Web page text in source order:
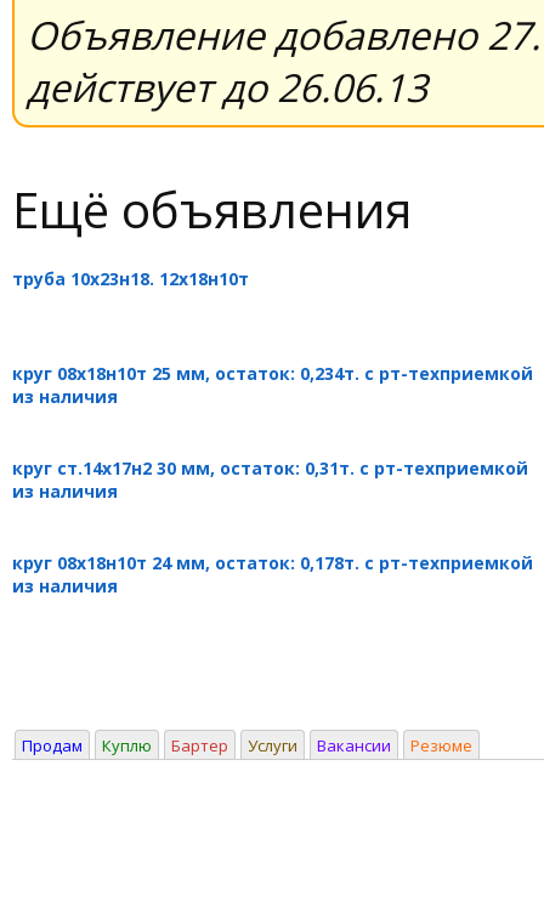
Объявление добавлено
действует до 26.06.13
Ещё объявления
труба 10х23н18. 12х18н10т
круг 08х18н10т 25 мм, остаток: 0,234т. с рт-техприемкой
из наличия
круг ст.14х17н2 30 мм, остаток: 0,31т. с рт-техприемкой
из наличия
круг 08х18н10т 24 мм, остаток: 0,178т. с рт-техприемкой
из наличия
Продам Куплю Бартер Услуги Вакансии Резюме